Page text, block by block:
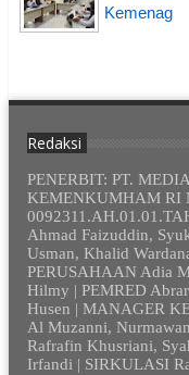
Kemenag
Redaksi
PENERBIT: PT.
KEMENKUMHAM RI
Ahmad Faizuddin,
Usman, Khalid
PERUSAHAAN Adia
Hilmy | PEMRED
Husen | MANAGER
Al Muzanni,
Rafrafin Khusriani,
Irfandi | SIRKULASI